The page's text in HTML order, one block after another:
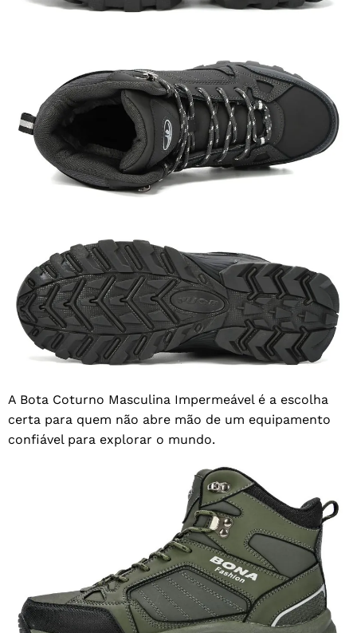
A Bota Coturno Masculina Impermeável é a escolha
certa para quem não abre mão de um equipamento
confiável para explorar o mundo.